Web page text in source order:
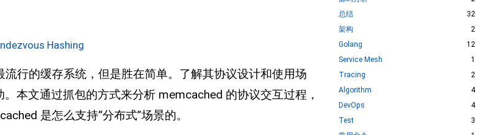
Hashing
行的缓存系统，但是胜在简单。了解其协议设计和使用场
本文通过抓包的方式来分析 memcached 的协议交互过程，
是怎么支持“分布式”场景的。
总结
32
架构
2
Golang
12
Service Mesh
1
Tracing
2
Algorithm
4
DevOps
4
Test
3